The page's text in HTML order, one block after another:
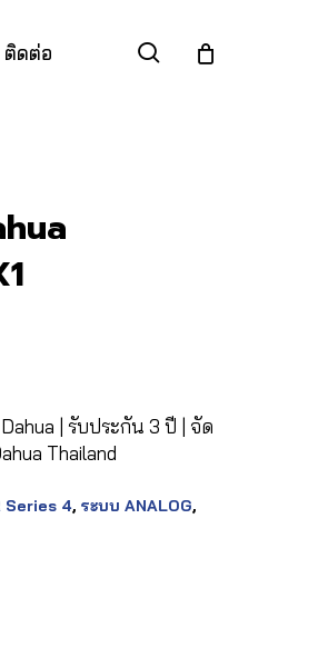
ติดต่อ search
| รับประกัน 3 ปี | จัด
Thailand
Series 4, ระบบ ANALOG,